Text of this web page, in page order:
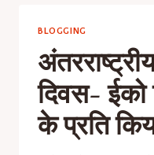
BLOGGING
दिवस-
के प्रति